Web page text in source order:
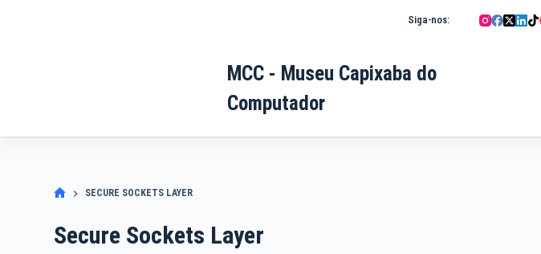
Siga-nos:
MCC - Museu Capixaba do
Computador
SECURE SOCKETS LAYER
Secure Sockets Layer